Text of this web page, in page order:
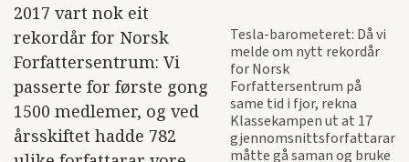
Tesla-barometeret: Då vi
melde om nytt rekordår
for Norsk
Forfattersentrum på
same tid i fjor, rekna
Klassekampen ut at 17
gjennomsnittsforfattarar
måtte gå saman og bruke
2017 vart nok eit
rekordår for Norsk
Forfattersentrum: Vi
passerte for første gong
1500 medlemer, og ved
årsskiftet hadde 782